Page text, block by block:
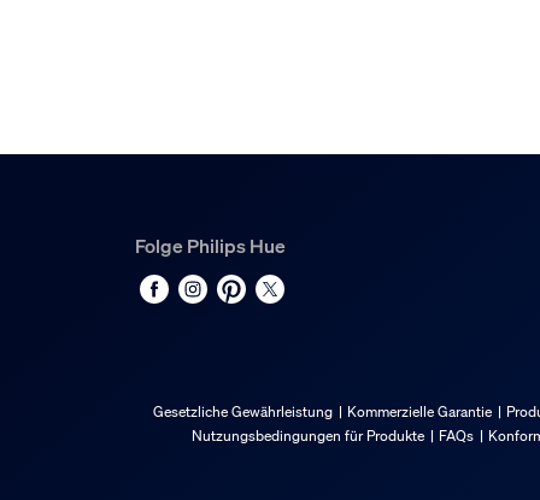
Folge Philips Hue
Gesetzliche Gewährleistung Kommerzielle Garantie
Nutzungsbedingungen für Produkte
FAQs